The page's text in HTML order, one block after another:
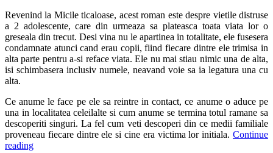
Revenind la Micile ticaloase, acest roman este despre vietile distruse
a 2 adolescente, care din urmeaza sa plateasca toata viata lor o
greseala din trecut. Desi vina nu le apartinea in totalitate, ele fusesera
condamnate atunci cand erau copii, fiind fiecare dintre ele trimisa in
alta parte pentru a-si reface viata. Ele nu mai stiau nimic una de alta,
isi schimbasera inclusiv numele, neavand voie sa ia legatura una cu
alta.
Ce anume le face pe ele sa reintre in contact, ce anume o aduce pe
una in localitatea celeilalte si cum anume se termina totul ramane sa
descoperiti singuri. La fel cum veti descoperi din ce medii familiale
proveneau fiecare dintre ele si cine era victima lor initiala. Continue
reading